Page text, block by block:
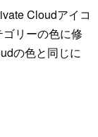
Cloudアイコ
リーの色に修
の色と同じに